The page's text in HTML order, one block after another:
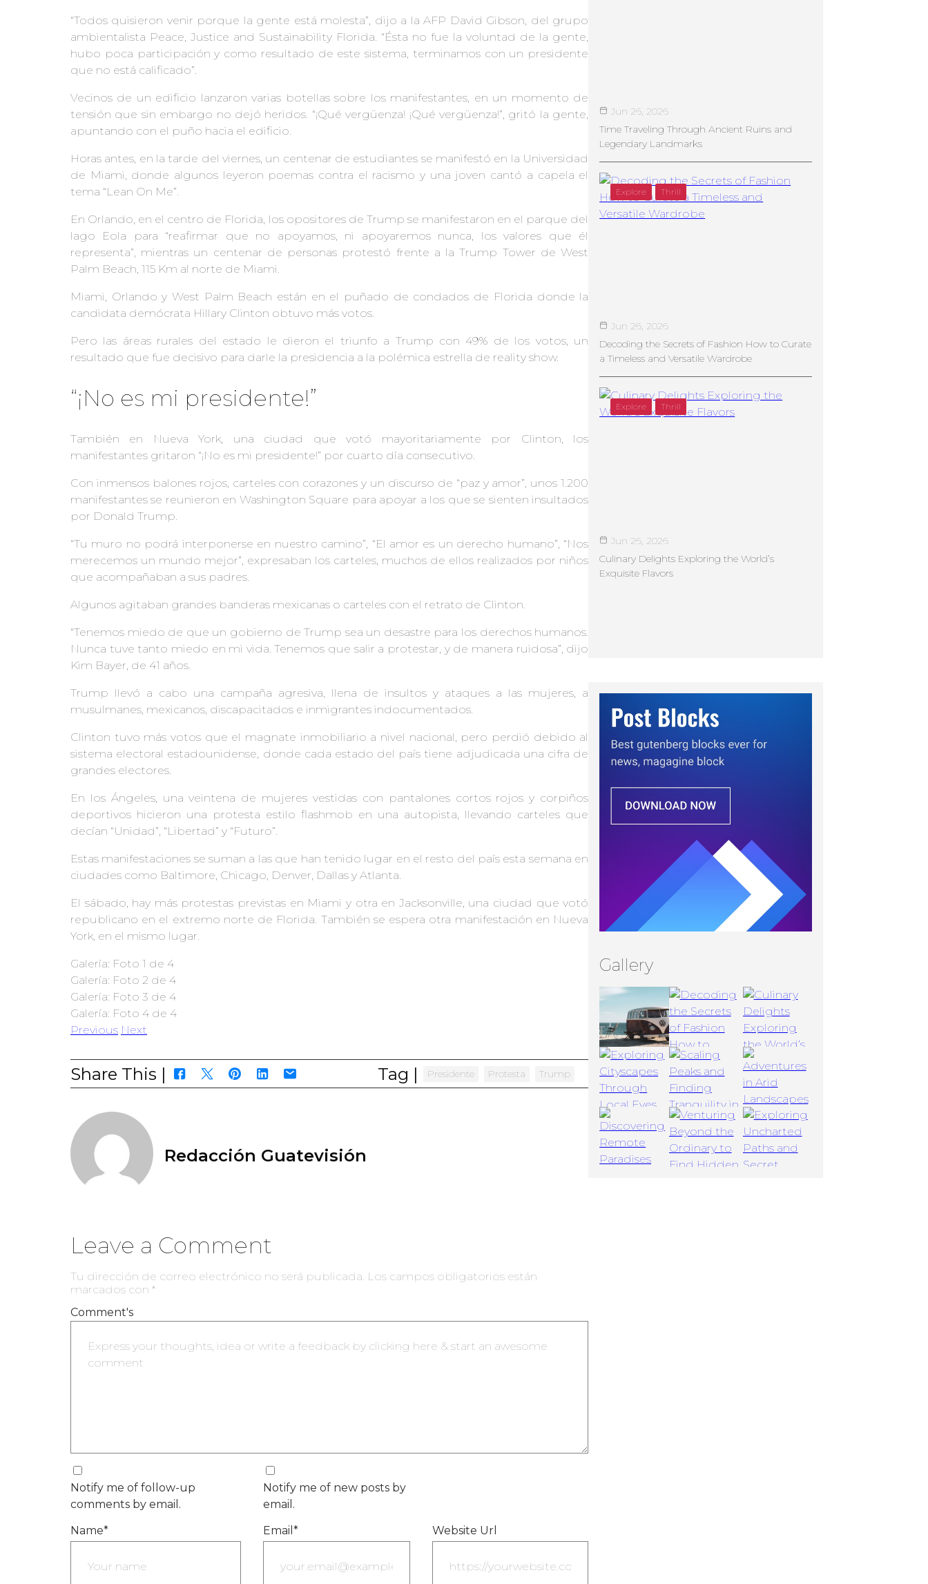
“Todos quisieron venir porque la gente está molesta”, dijo a la AFP David Gibson, del grupo
ambientalista Peace, Justice and Sustainability Florida. “Ésta no fue la voluntad de la gente,
hubo poca participación y como resultado de este sistema, terminamos con un presidente
que no está calificado”.
Vecinos de un edificio lanzaron varias botellas sobre los manifestantes, en un momento de
tensión que sin embargo no dejó heridos. “¡Qué vergüenza! ¡Qué vergüenza!”, gritó la gente,
apuntando con el puño hacia el edificio.
Horas antes, en la tarde del viernes, un centenar de estudiantes se manifestó en la Universidad
de Miami, donde algunos leyeron poemas contra el racismo y una joven cantó a capela el
tema “Lean On Me”.
En Orlando, en el centro de Florida, los opositores de Trump se manifestaron en el parque del
lago Eola para “reafirmar que no apoyamos, ni apoyaremos nunca, los valores que él
representa”, mientras un centenar de personas protestó frente a la Trump Tower de West
Palm Beach, 115 Km al norte de Miami.
Miami, Orlando y West Palm Beach están en el puñado de condados de Florida donde la
candidata demócrata Hillary Clinton obtuvo más votos.
Pero las áreas rurales del estado le dieron el triunfo a Trump con 49% de los votos, un
resultado que fue decisivo para darle la presidencia a la polémica estrella de reality show.
“¡No es mi presidente!”
También en Nueva York, una ciudad que votó mayoritariamente por Clinton, los
manifestantes gritaron “¡No es mi presidente!” por cuarto día consecutivo.
Con inmensos balones rojos, carteles con corazones y un discurso de “paz y amor”, unos 1.200
manifestantes se reunieron en Washington Square para apoyar a los que se sienten insultados
por Donald Trump.
“Tu muro no podrá interponerse en nuestro camino”, “El amor es un derecho humano”, “Nos
merecemos un mundo mejor”, expresaban los carteles, muchos de ellos realizados por niños
que acompañaban a sus padres.
Algunos agitaban grandes banderas mexicanas o carteles con el retrato de Clinton.
“Tenemos miedo de que un gobierno de Trump sea un desastre para los derechos humanos.
Nunca tuve tanto miedo en mi vida. Tenemos que salir a protestar, y de manera ruidosa”, dijo
Kim Bayer, de 41 años.
Trump llevó a cabo una campaña agresiva, llena de insultos y ataques a las mujeres, a
musulmanes, mexicanos, discapacitados e inmigrantes indocumentados.
Clinton tuvo más votos que el magnate inmobiliario a nivel nacional, pero perdió debido al
sistema electoral estadounidense, donde cada estado del país tiene adjudicada una cifra de
grandes electores.
En los Ángeles, una veintena de mujeres vestidas con pantalones cortos rojos y corpiños
deportivos hicieron una protesta estilo flashmob en una autopista, llevando carteles que
decían “Unidad”, “Libertad” y “Futuro”.
Estas manifestaciones se suman a las que han tenido lugar en el resto del país esta semana en
ciudades como Baltimore, Chicago, Denver, Dallas y Atlanta.
El sábado, hay más protestas previstas en Miami y otra en Jacksonville, una ciudad que votó
republicano en el extremo norte de Florida. También se espera otra manifestación en Nueva
York, en el mismo lugar.
Galería: Foto 1 de 4
Galería: Foto 2 de 4
Galería: Foto 3 de 4
Galería: Foto 4 de 4
Previous Next
Share This | Tag | Presidente Protesta Trump
Redacción Guatevisión
Leave a Comment
Tu dirección de correo electrónico no será publicada. Los campos obligatorios están
marcados con *
Comment's
Name* Email* Website Url
Notify me of follow-up
comments by email.
Notify me of new posts by
email.
Jun 26, 2026
Time Traveling Through Ancient Ruins and
Legendary Landmarks
Explore Thrill
Jun 26, 2026
Decoding the Secrets of Fashion How to Curate
a Timeless and Versatile Wardrobe
Explore Thrill
Jun 26, 2026
Culinary Delights Exploring the World’s
Exquisite Flavors
Gallery